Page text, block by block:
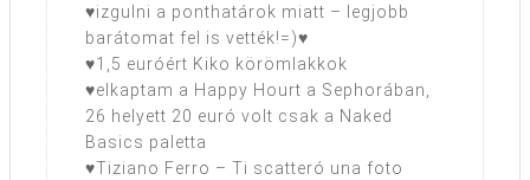
♥izgulni a ponthatárok miatt – legjobb
barátomat fel is vették!=)♥
♥1,5 euróért Kiko körömlakkok
♥elkaptam a Happy Hourt a Sephorában,
26 helyett 20 euró volt csak a Naked
Basics paletta
♥Tiziano Ferro – Ti scatteró una foto